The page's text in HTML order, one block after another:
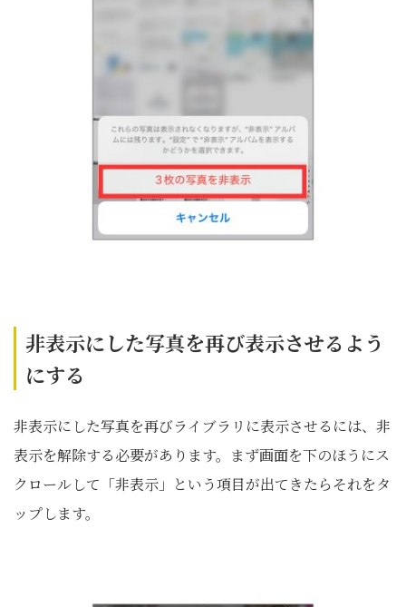
非表示にした写真を再び表示させるよう
にする
非表示にした写真を再びライブラリに表示させるには、非
表示を解除する必要があります。まず画面を下のほうにス
クロールして「非表示」という項目が出てきたらそれをタ
ップします。